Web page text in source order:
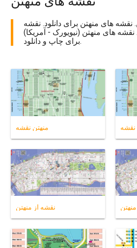
های منهتن برای دانلود. نقشه
های منهتن (نیویورک - آمریکا)
برای چاپ و دانلود.
منهتن نقشه نقشه
نقشه از منهتن